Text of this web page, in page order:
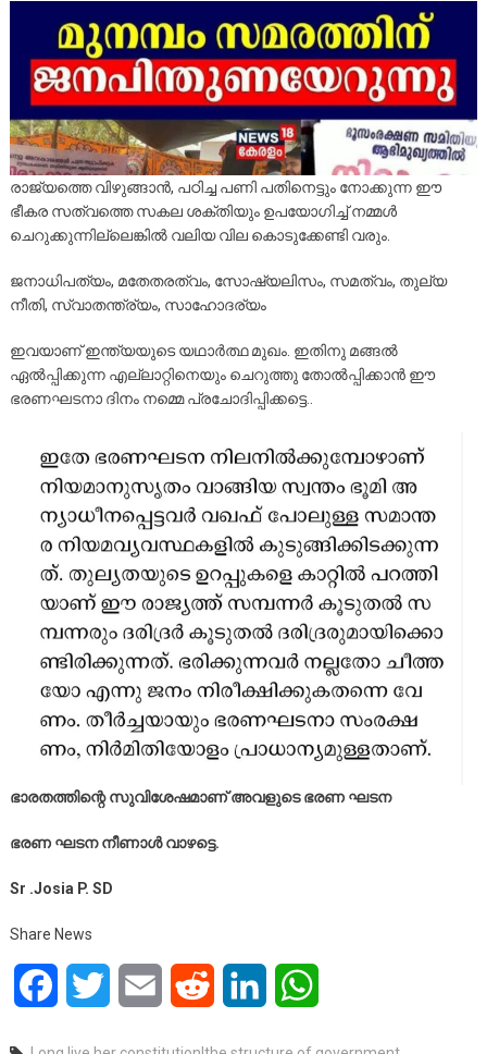
രാജ്യത്തെ വിഴുങ്ങാൻ, പഠിച്ച പണി പതിനെട്ടും നോക്കുന്ന ഈ
ഭീകര സത്വത്തെ സകല ശക്തിയും ഉപയോഗിച്ച് നമ്മൾ
ചെറുക്കുന്നില്ലെങ്കിൽ വലിയ വില കൊടുക്കേണ്ടി വരും.
ജനാധിപത്യം, മതേതരത്വം, സോഷ്യലിസം, സമത്വം, തുല്യ
നീതി, സ്വാതന്ത്ര്യം, സാഹോദര്യം
ഇവയാണ് ഇന്ത്യയുടെ യഥാർത്ഥ മുഖം. ഇതിനു മങ്ങൽ
ഏൽപ്പിക്കുന്ന എല്ലാറ്റിനെയും ചെറുത്തു തോൽപ്പിക്കാൻ ഈ
ഭരണഘടനാ ദിനം നമ്മെ പ്രചോദിപ്പിക്കട്ടെ..
ഭാരതത്തിന്റെ സുവിശേഷമാണ് അവളുടെ ഭരണ ഘടന
ഭരണ ഘടന നീണാൾ വാഴട്ടെ.
Sr .Josia P. SD
Share News
FacebookTwitter Email Reddit LinkedIn